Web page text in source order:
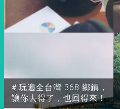
＃玩遍全台灣 368 鄉鎮，
讓你去得了，也回得來！